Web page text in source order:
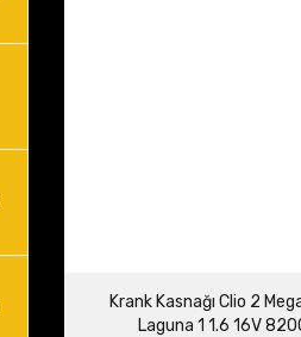
Krank Kasnağı Clio 2
Laguna 1 1.6 16V